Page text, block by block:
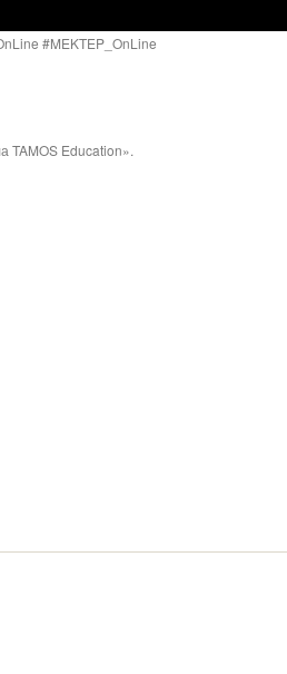
#MEKTEP_OnLine​​
TAMOS Education».